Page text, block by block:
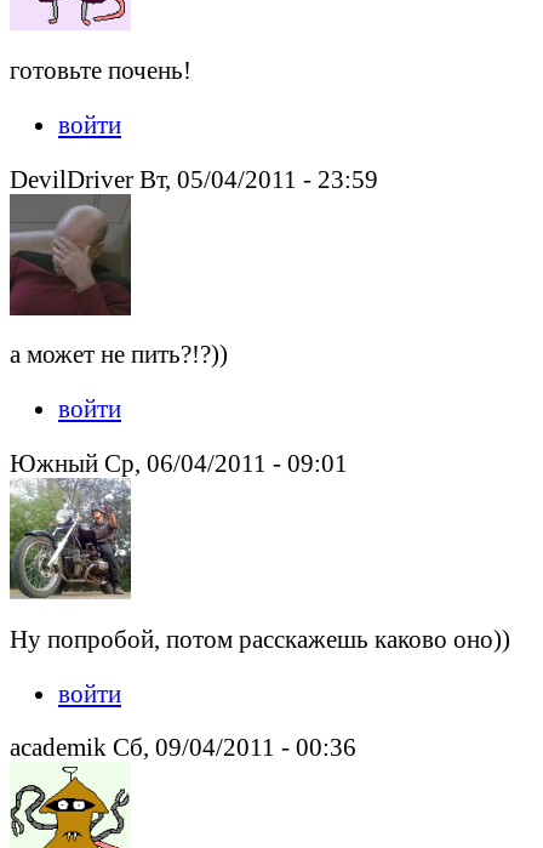
готовьте почень!
войти
DevilDriver Вт, 05/04/2011 - 23:59
а может не пить?!?))
войти
Южный Ср, 06/04/2011 - 09:01
Ну попробой, потом расскажешь каково оно))
войти
academik Сб, 09/04/2011 - 00:36